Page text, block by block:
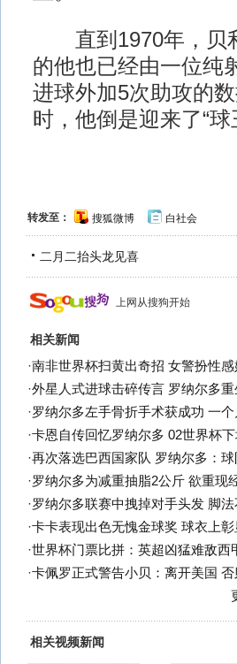
直到1970年，贝
的他也已经由一位纯
进球外加5次助攻的
时，他倒是迎来了“
转发至： 搜狐微博 白社会
二月二抬头龙见喜
上网从搜狗开始
相关新闻
·南非世界杯扫黄出奇招 女警扮性
·外星人式进球击碎传言 罗纳尔多重
·罗纳尔多左手骨折手术获成功 一
·卡恩自传回忆罗纳尔多 02世界杯
·再次落选巴西国家队 罗纳尔多：
·罗纳尔多为减重抽脂2公斤 欲重现
·罗纳尔多联赛中拽掉对手头发 脚
·卡卡表现出色无愧金球奖 球衣上
·世界杯门票比拼：英超凶猛难敌西
·卡佩罗正式警告小贝：离开美国
相关视频新闻